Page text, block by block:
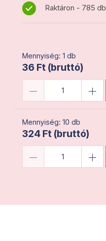
Raktáron - 785 db
Mennyiség: 1 db
36 Ft (bruttó)
Mennyiség: 10 db
324 Ft (bruttó)